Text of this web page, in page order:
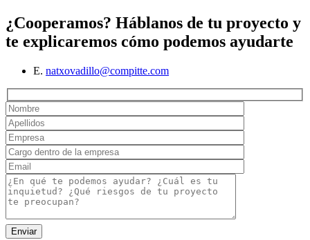
¿Cooperamos? Háblanos de tu proyecto y
te explicaremos cómo podemos ayudarte
E. natxovadillo@compitte.com
Enviar